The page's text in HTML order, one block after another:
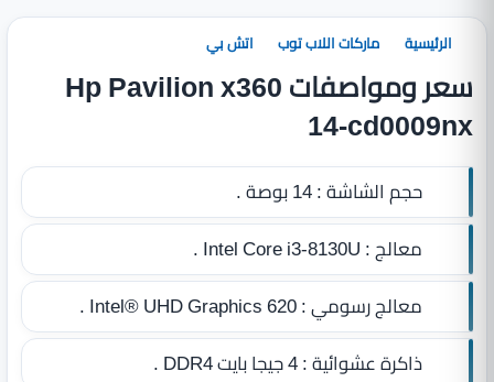
الرئيسية ماركات اللاب توب اتش بي
سعر ومواصفات Hp Pavilion x360
14-cd0009nx
حجم الشاشة :14 بوصة .
معالج :Intel Core i3‎-8130U .
معالج رسومي :Intel® UHD Graphics 620 .
ذاكرة عشوائية :4 جيجا بايت DDR4‏ .